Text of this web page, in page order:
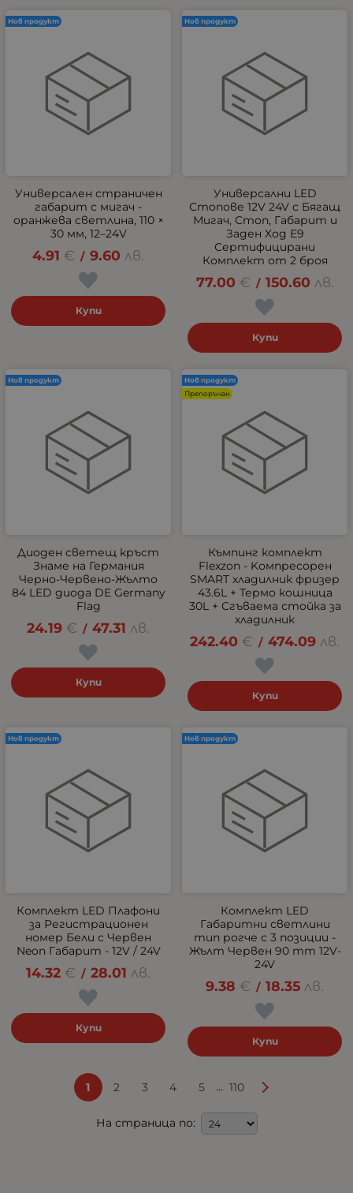
Универсален страничен
габарит с мигач -
оранжева светлина, 110 ×
30 мм, 12–24V
4.91 € / 9.60 лв.
Купи
Нов продукт
Универсални LED
Стопове 12V 24V с Бягащ
Мигач, Стоп, Габарит и
Заден Ход E9
Сертифицирани
Комплект от 2 броя
77.00 € / 150.60 лв.
Купи
Нов продукт
Диоден светещ кръст
Знаме на Германия
Черно-Червено-Жълто
84 LED диода DE Germany
Flag
24.19 € / 47.31 лв.
Купи
Нов продукт
Къмпинг комплект
Flexzon - Kомпресорен
SMART хладилник фризер
43.6L + Термо кошница
30L + Сгъваема стойка за
хладилник
242.40 € / 474.09 лв.
Купи
Нов продукт
Препоръчан
Комплект LED Плафони
за Регистрационен
номер Бели с Червен
Neon Габарит - 12V / 24V
14.32 € / 28.01 лв.
Купи
Нов продукт
Комплект LED
Габаритни светлини
тип рогче с 3 позиции -
Жълт Червен 90 mm 12V-
24V
9.38 € / 18.35 лв.
Купи
Нов продукт
1 2 3 4 5 ... 110
На страница по: